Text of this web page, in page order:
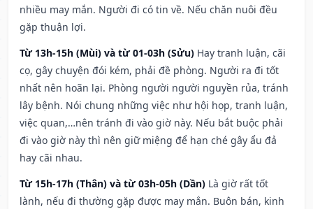
nhiều may mắn. Người đi có tin về. Nếu chăn nuôi đều
gặp thuận lợi.
Từ 13h-15h (Mùi) và từ 01-03h (Sửu) Hay tranh luận, cãi
cọ, gây chuyện đói kém, phải đề phòng. Người ra đi tốt
nhất nên hoãn lại. Phòng người người nguyền rủa, tránh
lây bệnh. Nói chung những việc như hội họp, tranh luận,
việc quan,…nên tránh đi vào giờ này. Nếu bắt buộc phải
đi vào giờ này thì nên giữ miệng để hạn ché gây ẩu đả
hay cãi nhau.
Từ 15h-17h (Thân) và từ 03h-05h (Dần) Là giờ rất tốt
lành, nếu đi thường gặp được may mắn. Buôn bán, kinh